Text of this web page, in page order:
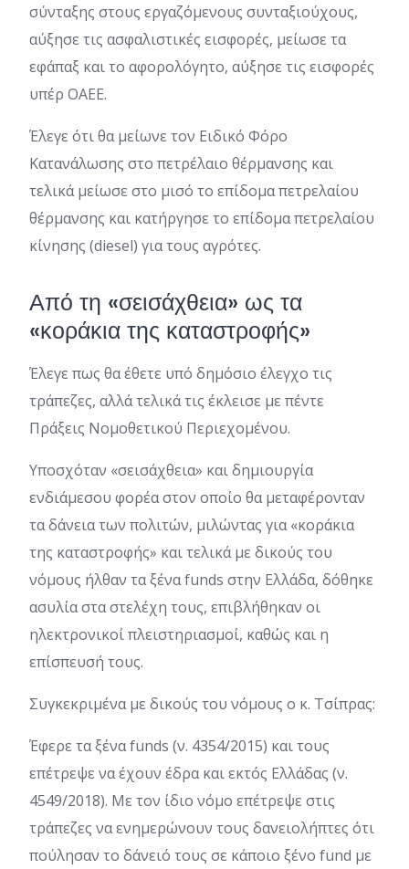
σύνταξης στους εργαζόμενους συνταξιούχους,
αύξησε τις ασφαλιστικές εισφορές, μείωσε τα
εφάπαξ και το αφορολόγητο, αύξησε τις εισφορές
υπέρ ΟΑΕΕ.
Έλεγε ότι θα μείωνε τον Ειδικό Φόρο
Κατανάλωσης στο πετρέλαιο θέρμανσης και
τελικά μείωσε στο μισό το επίδομα πετρελαίου
θέρμανσης και κατήργησε το επίδομα πετρελαίου
κίνησης (diesel) για τους αγρότες.
Από τη «σεισάχθεια» ως τα
«κοράκια της καταστροφής»
Έλεγε πως θα έθετε υπό δημόσιο έλεγχο τις
τράπεζες, αλλά τελικά τις έκλεισε με πέντε
Πράξεις Νομοθετικού Περιεχομένου.
Υποσχόταν «σεισάχθεια» και δημιουργία
ενδιάμεσου φορέα στον οποίο θα μεταφέρονταν
τα δάνεια των πολιτών, μιλώντας για «κοράκια
της καταστροφής» και τελικά με δικούς του
νόμους ήλθαν τα ξένα funds στην Ελλάδα, δόθηκε
ασυλία στα στελέχη τους, επιβλήθηκαν οι
ηλεκτρονικοί πλειστηριασμοί, καθώς και η
επίσπευσή τους.
Συγκεκριμένα με δικούς του νόμους ο κ. Τσίπρας:
Έφερε τα ξένα funds (ν. 4354/2015) και τους
επέτρεψε να έχουν έδρα και εκτός Ελλάδας (ν.
4549/2018). Με τον ίδιο νόμο επέτρεψε στις
τράπεζες να ενημερώνουν τους δανειολήπτες ότι
πούλησαν το δάνειό τους σε κάποιο ξένο fund με